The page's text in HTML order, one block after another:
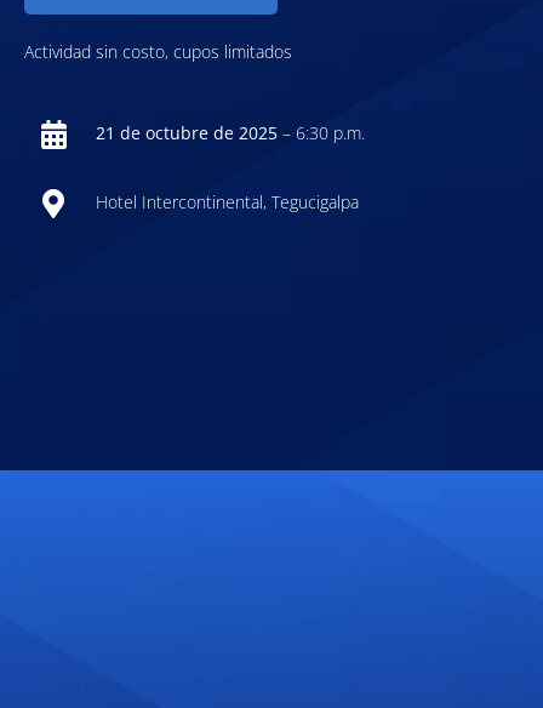
Actividad sin costo, cupos limitados
21 de octubre de 2025– 6:30 p.m.
Hotel Intercontinental, Tegucigalpa